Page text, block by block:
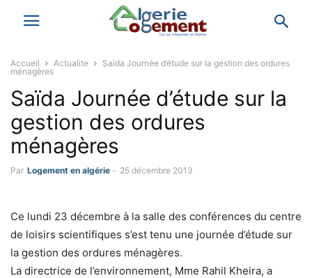
Accueil Actualite
Saïda Journée d’étude sur la gestion des ordures
ménagères
Saïda Journée d’étude sur la
gestion des ordures
ménagères
Par Logement en algérie - 25 décembre 2013
Ce lundi 23 décembre à la salle des conférences du centre
de loisirs scientifiques s’est tenu une journée d’étude sur
la gestion des ordures ménagères.
La directrice de l’environnement, Mme Rahil Kheira, a